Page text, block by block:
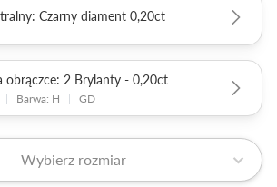
Czarny diament 0,20ct
obrączce: 2 Brylanty - 0,20ct
| Barwa: H | GD
Wybierz rozmiar